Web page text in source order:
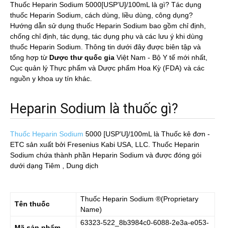
Thuốc Heparin Sodium 5000[USP'U]/100mL là gì? Tác dụng
thuốc Heparin Sodium, cách dùng, liều dùng, công dụng?
Hướng dẫn sử dụng thuốc Heparin Sodium bao gồm chỉ định,
chống chỉ định, tác dụng, tác dụng phụ và các lưu ý khi dùng
thuốc Heparin Sodium. Thông tin dưới đây được biên tập và
tổng hợp từ Dược thư quốc gia Việt Nam - Bộ Y tế mới nhất,
Cục quản lý Thực phẩm và Dược phẩm Hoa Kỳ (FDA) và các
nguồn y khoa uy tín khác.
Heparin Sodium là thuốc gì?
Thuốc Heparin Sodium 5000 [USP'U]/100mL là Thuốc kê đơn -
ETC sản xuất bởi Fresenius Kabi USA, LLC. Thuốc Heparin
Sodium chứa thành phần Heparin Sodium và được đóng gói
dưới dạng Tiêm , Dung dịch
Tên thuốc
Thuốc Heparin Sodium ®(Proprietary
Name)
63323-522_8b3984c0-6088-2e3a-e053-